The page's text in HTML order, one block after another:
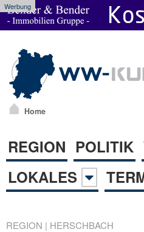
Werbung
Home
REGION POLITIK
LOKALES
REGION | HERSCHBACH